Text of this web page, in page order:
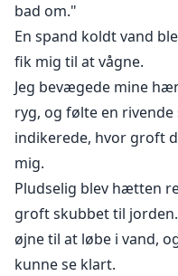
bad om."
En spand koldt vand
fik mig til at vågne.
Jeg bevægede mine
ryg, og følte en
indikerede, hvor groft
mig.
Pludselig blev hætten
groft skubbet til
øjne til at løbe i vand,
kunne se klart.